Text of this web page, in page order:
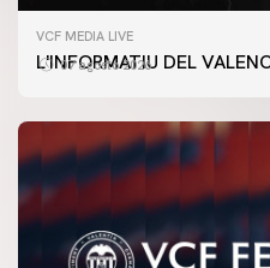
VCF MEDIA LIVE
L'INFORMATIU DEL
07 agosto 2026